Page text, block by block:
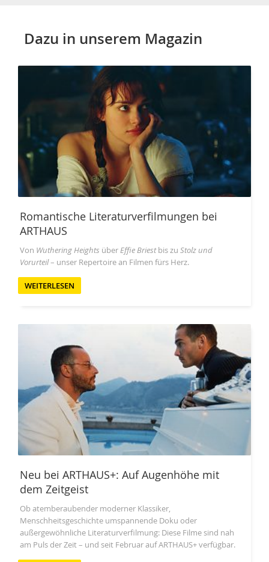
Dazu in unserem Magazin
Romantische Literaturverfilmungen bei
ARTHAUS
Von Wuthering Heights überEffie Briestbis zu Stolz und
Vorurteil– unser Repertoire an Filmen fürs Herz.
WEITERLESEN
Neu bei ARTHAUS+: Auf Augenhöhe mit
dem Zeitgeist
Ob atemberaubender moderner Klassiker,
Menschheitsgeschichte umspannende Doku oder
außergewöhnliche Literaturverfilmung: Diese Filme sind nah
am Puls der Zeit – und seit Februar auf ARTHAUS+ verfügbar.